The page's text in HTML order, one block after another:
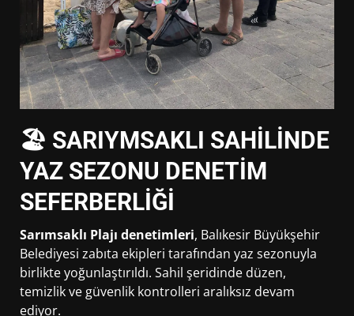
🏖 SARIYMSAKLI SAHİLİNDE
YAZ SEZONU DENETİM
SEFERBERLİĞİ
Sarımsaklı Plajı denetimleri, Balıkesir Büyükşehir
Belediyesi zabıta ekipleri tarafından yaz sezonuyla
birlikte yoğunlaştırıldı. Sahil şeridinde düzen,
temizlik ve güvenlik kontrolleri aralıksız devam
ediyor.